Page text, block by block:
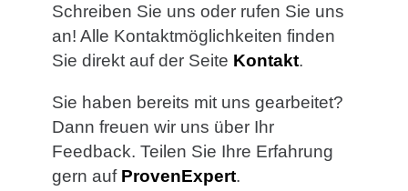
Schreiben Sie uns oder rufen Sie uns
an! Alle Kontaktmöglichkeiten finden
Sie direkt auf der Seite Kontakt.
Sie haben bereits mit uns gearbeitet?
Dann freuen wir uns über Ihr
Feedback. Teilen Sie Ihre Erfahrung
gern auf ProvenExpert.